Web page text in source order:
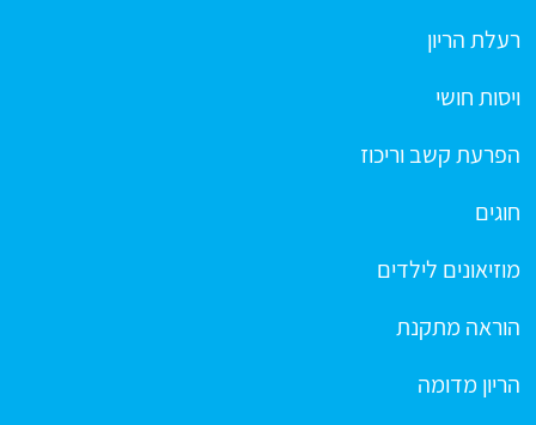
רעלת הריון
ויסות חושי
הפרעת קשב וריכוז
חוגים
מוזיאונים לילדים
הוראה מתקנת
הריון מדומה